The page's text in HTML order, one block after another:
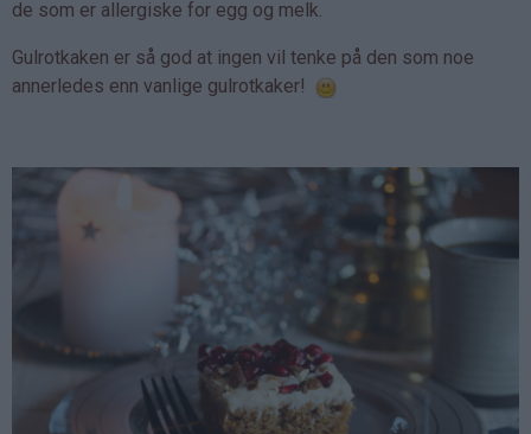
de som er allergiske for egg og melk.
Gulrotkaken er så god at ingen vil tenke på den som noe
annerledes enn vanlige gulrotkaker!